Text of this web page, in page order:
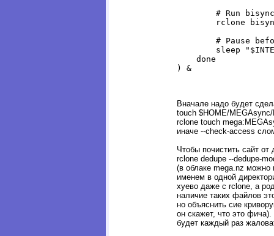
# Run
rclone
# Pause
sleep
    done
Вначале надо будет
touch $HOME/
rclone touch
иначе --check-access
Чтобы почистить сайт от
rclone dedupe --dedupe-
(в облаке mega.nz
именем в одной
хуево даже с rclone, а
наличие таких файлов
но объяснить сие
он скажет, что это
будет каждый раз